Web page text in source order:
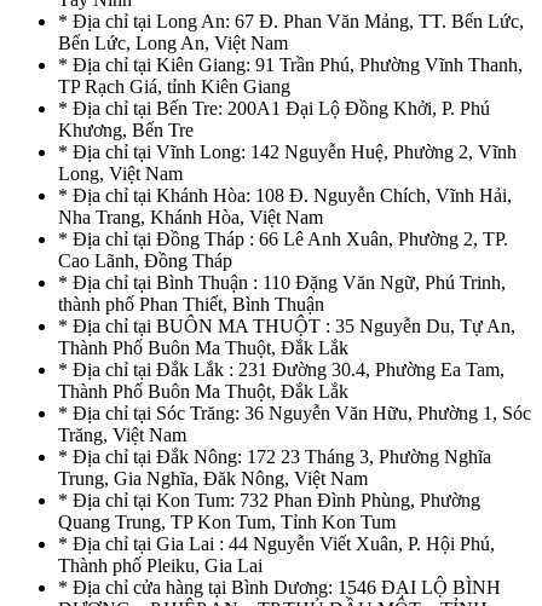
* Địa chỉ tại Long An: 67 Đ. Phan Văn Mảng, TT. Bến Lức,
Bến Lức, Long An, Việt Nam
* Địa chỉ tại Kiên Giang: 91 Trần Phú, Phường Vĩnh Thanh,
TP Rạch Giá, tỉnh Kiên Giang
* Địa chỉ tại Bến Tre: 200A1 Đại Lộ Đồng Khởi, P. Phú
Khương, Bến Tre
* Địa chỉ tại Vĩnh Long: 142 Nguyễn Huệ, Phường 2, Vĩnh
Long, Việt Nam
* Địa chỉ tại Khánh Hòa: 108 Đ. Nguyễn Chích, Vĩnh Hải,
Nha Trang, Khánh Hòa, Việt Nam
* Địa chỉ tại Đồng Tháp : 66 Lê Anh Xuân, Phường 2, TP.
Cao Lãnh, Đồng Tháp
* Địa chỉ tại Bình Thuận : 110 Đặng Văn Ngữ, Phú Trinh,
thành phố Phan Thiết, Bình Thuận
* Địa chỉ tại BUÔN MA THUỘT : 35 Nguyễn Du, Tự An,
Thành Phố Buôn Ma Thuột, Đắk Lắk
* Địa chỉ tại Đắk Lắk : 231 Đường 30.4, Phường Ea Tam,
Thành Phố Buôn Ma Thuột, Đắk Lắk
* Địa chỉ tại Sóc Trăng: 36 Nguyễn Văn Hữu, Phường 1, Sóc
Trăng, Việt Nam
* Địa chỉ tại Đắk Nông: 172 23 Tháng 3, Phường Nghĩa
Trung, Gia Nghĩa, Đăk Nông, Việt Nam
* Địa chỉ tại Kon Tum: 732 Phan Đình Phùng, Phường
Quang Trung, TP Kon Tum, Tỉnh Kon Tum
* Địa chỉ tại Gia Lai : 44 Nguyễn Viết Xuân, P. Hội Phú,
Thành phố Pleiku, Gia Lai
* Địa chỉ cửa hàng tại Bình Dương: 1546 ĐẠI LỘ BÌNH